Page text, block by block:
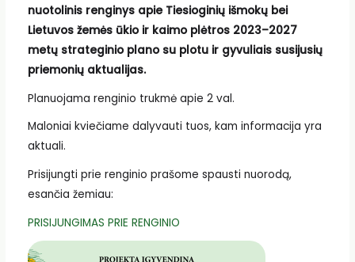
nuotolinis renginys apie Tiesioginių išmokų bei
Lietuvos žemės ūkio ir kaimo plėtros 2023–2027
metų strateginio plano su plotu ir gyvuliais susijusių
priemonių aktualijas.
Planuojama renginio trukmė apie 2 val.
Maloniai kviečiame dalyvauti tuos, kam informacija yra
aktuali.
Prisijungti prie renginio prašome spausti nuorodą,
esančia žemiau:
PRISIJUNGIMAS PRIE RENGINIO